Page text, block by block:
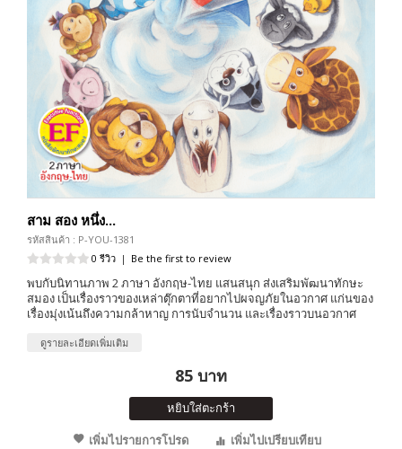
สาม สอง หนึ่ง...
รหัสสินค้า : P-YOU-1381
0 รีวิว | Be the first to review
พบกับนิทานภาพ 2 ภาษา อังกฤษ-ไทย แสนสนุก ส่งเสริมพัฒนาทักษะ
สมอง เป็นเรื่องราวของเหล่าตุ๊กตาที่อยากไปผจญภัยในอวกาศ แก่นของ
เรื่องมุ่งเน้นถึงความกล้าหาญ การนับจำนวน และเรื่องราวบนอวกาศ
ดูรายละเอียดเพิ่มเติม
85 บาท
หยิบใส่ตะกร้า
เพิ่มไปรายการโปรด
เพิ่มไปเปรียบเทียบ